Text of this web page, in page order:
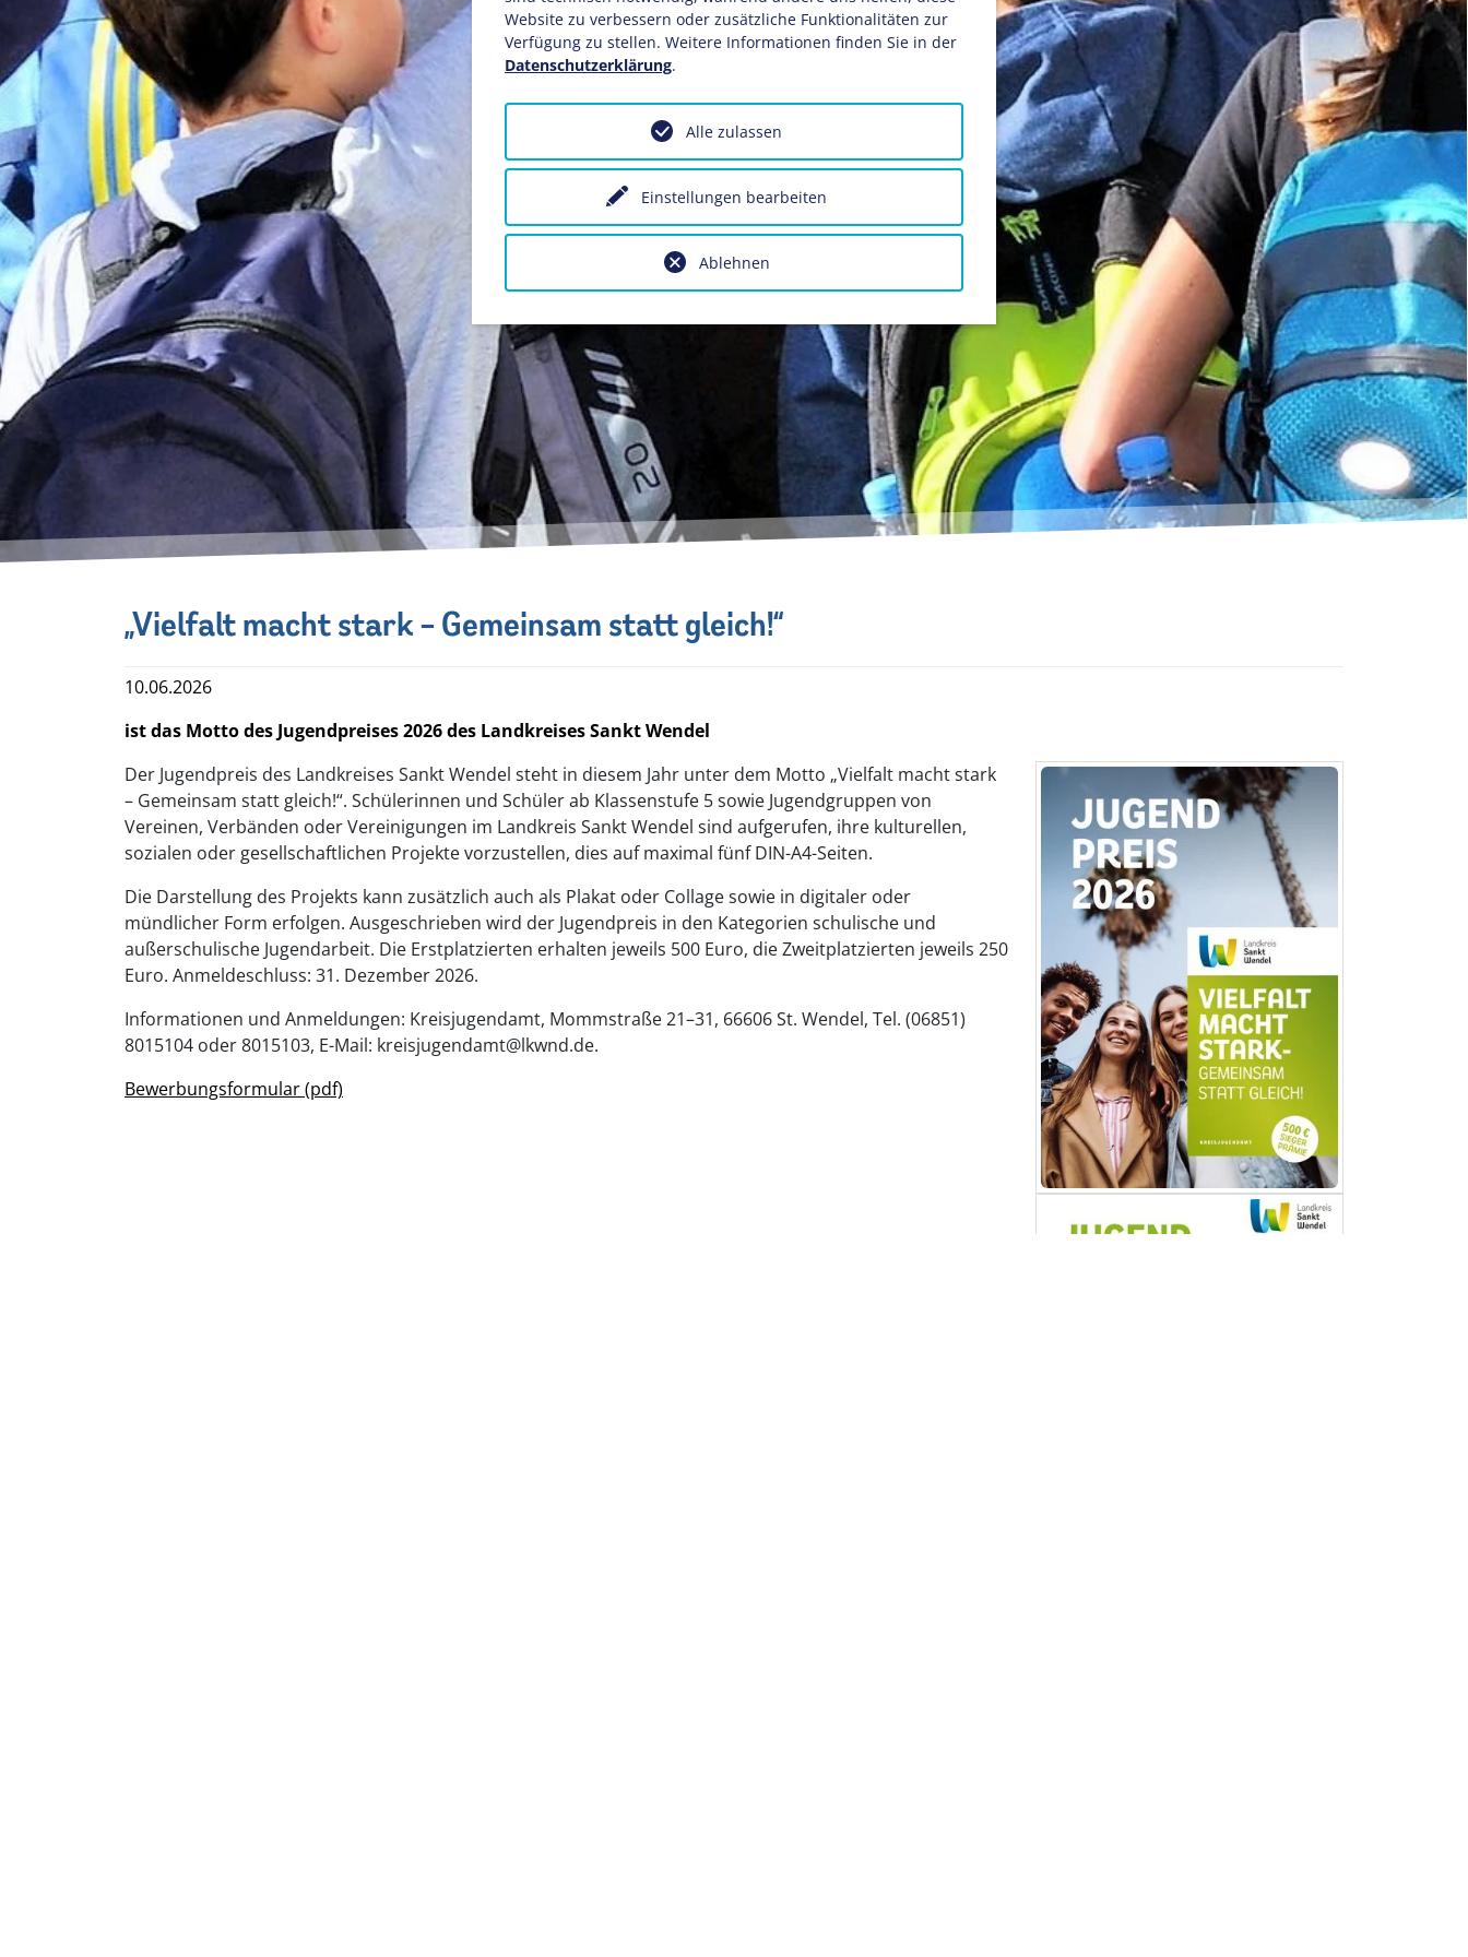
„Vielfalt macht stark – Gemeinsam statt gleich!“
10.06.2026
ist das Motto des Jugendpreises 2026 des Landkreises Sankt Wendel
Der Jugendpreis des Landkreises Sankt Wendel steht in diesem Jahr unter dem Motto „Vielfalt macht stark
– Gemeinsam statt gleich!“. Schülerinnen und Schüler ab Klassenstufe 5 sowie Jugendgruppen von
Vereinen, Verbänden oder Vereinigungen im Landkreis Sankt Wendel sind aufgerufen, ihre kulturellen,
sozialen oder gesellschaftlichen Projekte vorzustellen, dies auf maximal fünf DIN-A4-Seiten.
Die Darstellung des Projekts kann zusätzlich auch als Plakat oder Collage sowie in digitaler oder
mündlicher Form erfolgen. Ausgeschrieben wird der Jugendpreis in den Kategorien schulische und
außerschulische Jugendarbeit. Die Erstplatzierten erhalten jeweils 500 Euro, die Zweitplatzierten jeweils 250
Euro. Anmeldeschluss: 31. Dezember 2026.
Informationen und Anmeldungen: Kreisjugendamt, Mommstraße 21–31, 66606 St. Wendel, Tel. (06851)
8015104 oder 8015103, E-Mail: kreisjugendamt@lkwnd.de.
Bewerbungsformular (pdf)
Website zu verbessern oder zusätzliche Funktionalitäten zur
Verfügung zu stellen. Weitere Informationen finden Sie in der
Datenschutzerklärung.
Einstellungen bearbeiten
Ablehnen
Alle zulassen